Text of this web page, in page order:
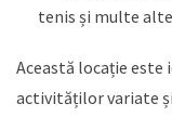
tenis și multe
Această locație
activităților variate